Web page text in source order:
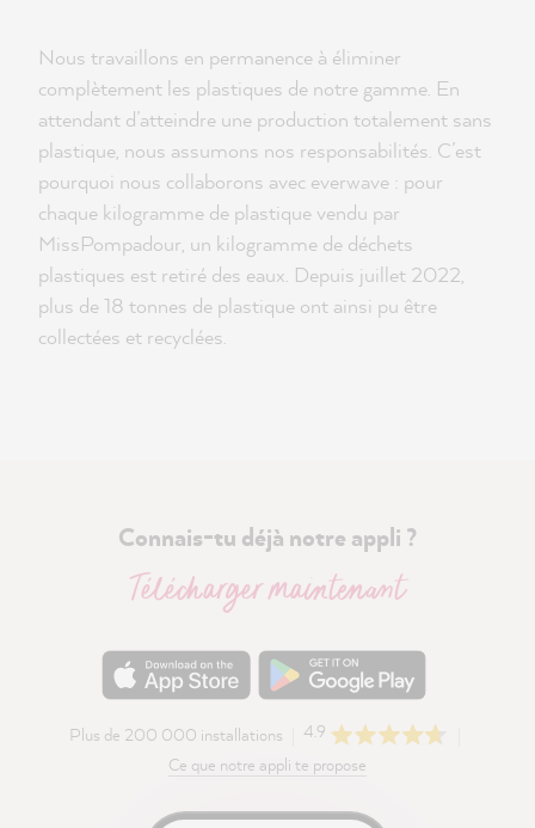
Nous travaillons en permanence à éliminer
complètement les plastiques de notre gamme. En
attendant d’atteindre une production totalement sans
plastique, nous assumons nos responsabilités. C’est
pourquoi nous collaborons avec everwave : pour
chaque kilogramme de plastique vendu par
MissPompadour, un kilogramme de déchets
plastiques est retiré des eaux. Depuis juillet 2022,
plus de 18 tonnes de plastique ont ainsi pu être
collectées et recyclées.
Connais-tu déjà notre appli ?
Télécharger maintenant
Plus de 200 000 installations
4.9
Ce que notre appli te propose